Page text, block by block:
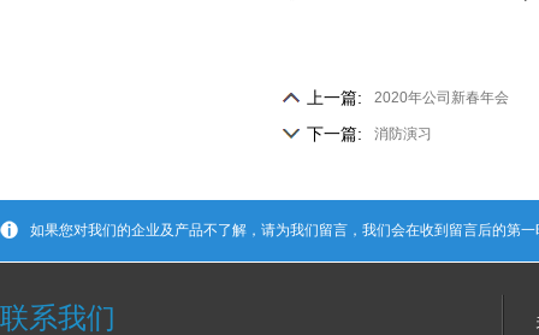
上一篇: 2020年公司新春年会
下一篇: 消防演习
如果您对我们的企业及产品不了解，请为我们留言，我们会在收到留言后的第
联系我们